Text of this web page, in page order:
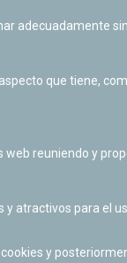
adecuadamente
que tiene,
reuniendo y
atractivos para el
y